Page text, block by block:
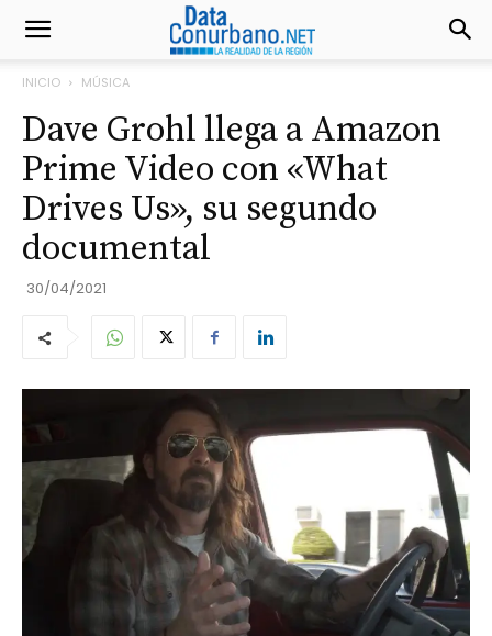
INICIO MÚSICA
Dave Grohl llega a Amazon
Prime Video con «What
Drives Us», su segundo
documental
30/04/2021